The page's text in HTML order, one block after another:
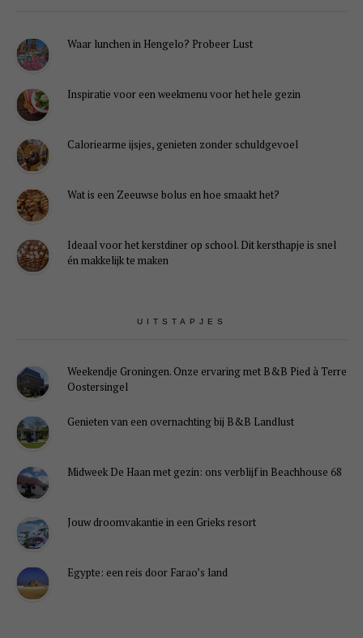
Waar lunchen in Hengelo? Probeer Lust
Inspiratie voor een weekmenu voor het hele gezin
Caloriearme ijsjes, genieten zonder schuldgevoel
Wat is een Zeeuwse bolus en hoe smaakt het?
Ideaal voor het kerstdiner op school. Dit kersthapje is snel
én makkelijk te maken
UITSTAPJES
Weekendje Groningen. Onze ervaring met B&B Pied à Terre
Oostersingel
Genieten van een overnachting bij B&B Landlust
Midweek De Haan met gezin: ons verblijf in Beachhouse 68
Jouw droomvakantie in een Grieks resort
Egypte: een reis door Farao’s land